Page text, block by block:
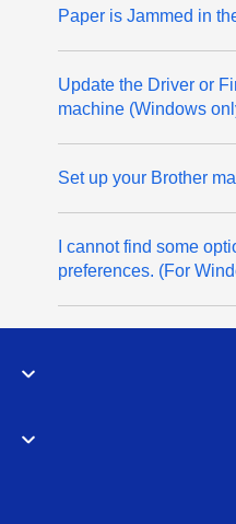
Update the Driver or
machine (Windows
(Video) I cannot find
preferences. (For